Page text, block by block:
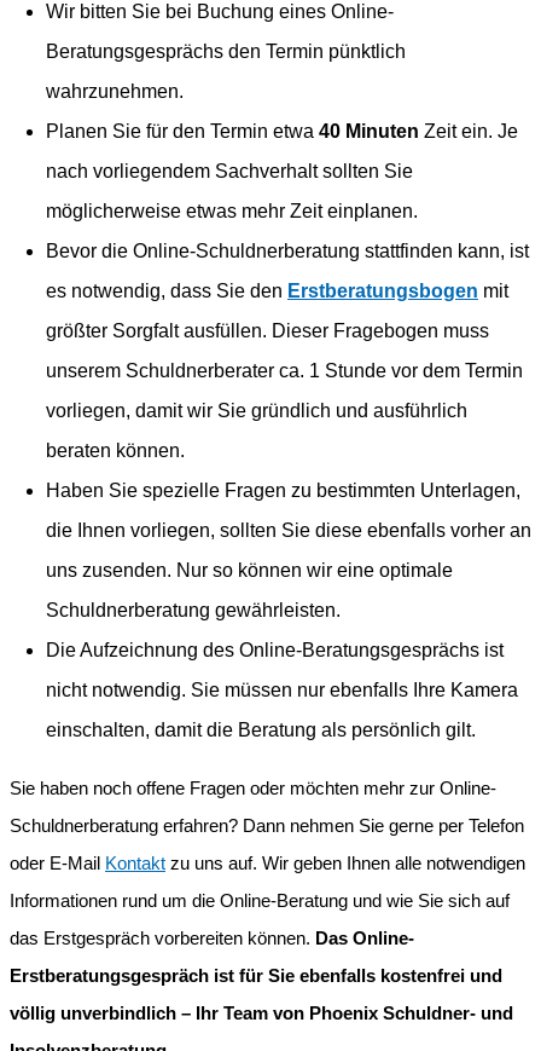
Wir bitten Sie bei Buchung eines Online-
Beratungsgesprächs den Termin pünktlich
wahrzunehmen.
Planen Sie für den Termin etwa 40 Minuten Zeit ein. Je
nach vorliegendem Sachverhalt sollten Sie
möglicherweise etwas mehr Zeit einplanen.
Bevor die Online-Schuldnerberatung stattfinden kann, ist
es notwendig, dass Sie den Erstberatungsbogen mit
größter Sorgfalt ausfüllen. Dieser Fragebogen muss
unserem Schuldnerberater ca. 1 Stunde vor dem Termin
vorliegen, damit wir Sie gründlich und ausführlich
beraten können.
Haben Sie spezielle Fragen zu bestimmten Unterlagen,
die Ihnen vorliegen, sollten Sie diese ebenfalls vorher an
uns zusenden. Nur so können wir eine optimale
Schuldnerberatung gewährleisten.
Die Aufzeichnung des Online-Beratungsgesprächs ist
nicht notwendig. Sie müssen nur ebenfalls Ihre Kamera
einschalten, damit die Beratung als persönlich gilt.
Sie haben noch offene Fragen oder möchten mehr zur Online-
Schuldnerberatung erfahren? Dann nehmen Sie gerne per Telefon
oder E-Mail Kontakt zu uns auf. Wir geben Ihnen alle notwendigen
Informationen rund um die Online-Beratung und wie Sie sich auf
das Erstgespräch vorbereiten können. Das Online-
Erstberatungsgespräch ist für Sie ebenfalls kostenfrei und
völlig unverbindlich – Ihr Team von Phoenix Schuldner- und